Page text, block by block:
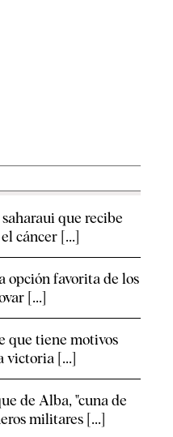
que recibe
cáncer [...]
opción favorita de los
[...]
que tiene motivos
victoria [...]
de Alba, "cuna de
militares [...]